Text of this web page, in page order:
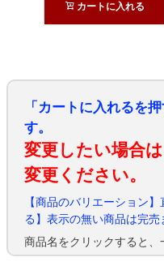
カートに入れる
「カートに入れるを
す。
変更したい場合
変更ください。
【商品のバリエーション
る】表示の無い商品は完売
商品名をクリックすると、